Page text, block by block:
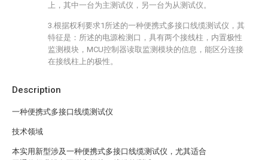
Description
一种便携式多接口线缆测试仪
技术领域
本实用新型涉及一种便携式多接口线缆测试仪，尤其适合
上，其中一台为主测试仪，另一台为从测试仪。
3.根据权利要求1所述的一种便携式多接口线缆测试仪，其
特征是：所述的电源检测口，具有两个接线柱，内置极性
监测模块，MCU控制器读取监测模块的信息，能区分连接
在接线柱上的极性。